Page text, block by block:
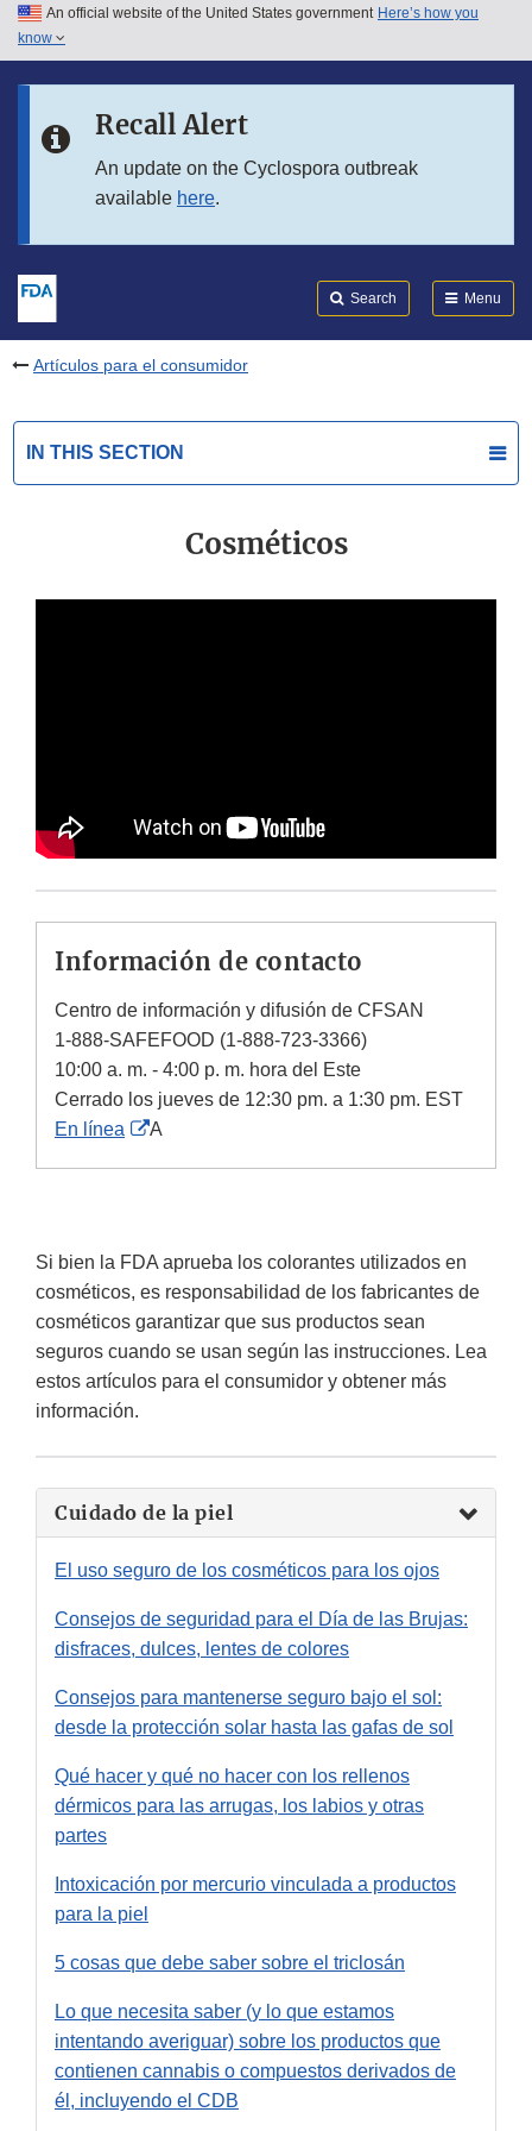
Skip to main content
Skip to in this section menu
An official website of the United States government Here’s how you
know
Recall Alert
An update on the Cyclospora outbreak
available here.
Search Menu
Artículos para el consumidor
IN THIS SECTION
Cosméticos
Información de contacto
Centro de información y difusión de CFSAN
1-888-SAFEFOOD (1-888-723-3366)
10:00 a. m. - 4:00 p. m. hora del Este
Cerrado los jueves de 12:30 pm. a 1:30 pm. EST
En línea
External
A
Si bien la FDA aprueba los colorantes utilizados en
cosméticos, es responsabilidad de los fabricantes de
cosméticos garantizar que sus productos sean
seguros cuando se usan según las instrucciones. Lea
estos artículos para el consumidor y obtener más
información.
Cuidado de la piel
El uso seguro de los cosméticos para los ojos
Consejos de seguridad para el Día de las Brujas:
disfraces, dulces, lentes de colores
Consejos para mantenerse seguro bajo el sol:
desde la protección solar hasta las gafas de sol
Qué hacer y qué no hacer con los rellenos
dérmicos para las arrugas, los labios y otras
partes
Intoxicación por mercurio vinculada a productos
para la piel
5 cosas que debe saber sobre el triclosán
Lo que necesita saber (y lo que estamos
intentando averiguar) sobre los productos que
contienen cannabis o compuestos derivados de
él, incluyendo el CDB